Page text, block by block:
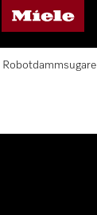
Mieles hemsida
Robotdammsugare